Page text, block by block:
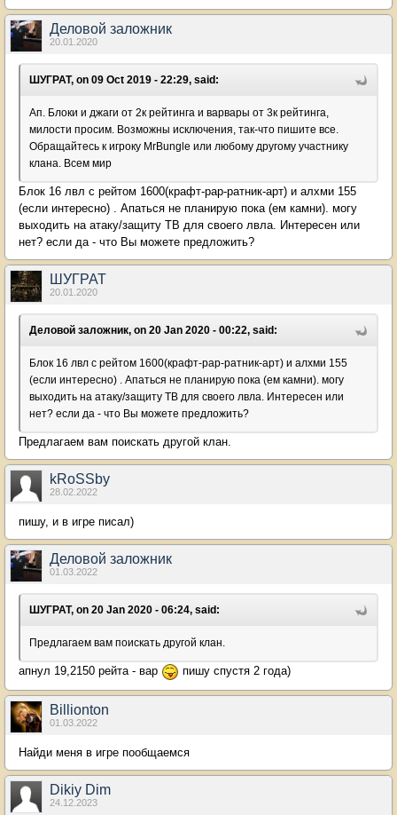
Деловой заложник
20.01.2020
ШУГРАТ, on 09 Oct 2019 - 22:29, said:
Ап. Блоки и джаги от 2к рейтинга и варвары от 3к рейтинга,
милости просим. Возможны исключения, так-что пишите все.
Обращайтесь к игроку MrBungle или любому другому участнику
клана. Всем мир
Блок 16 лвл с рейтом 1600(крафт-рар-ратник-арт) и алхми 155
(если интересно) . Апаться не планирую пока (ем камни). могу
выходить на атаку/защиту ТВ для своего лвла. Интересен или
нет? если да - что Вы можете предложить?
ШУГРАТ
20.01.2020
Деловой заложник, on 20 Jan 2020 - 00:22, said:
Блок 16 лвл с рейтом 1600(крафт-рар-ратник-арт) и алхми 155
(если интересно) . Апаться не планирую пока (ем камни). могу
выходить на атаку/защиту ТВ для своего лвла. Интересен или
нет? если да - что Вы можете предложить?
Предлагаем вам поискать другой клан.
kRoSSby
28.02.2022
пишу, и в игре писал)
Деловой заложник
01.03.2022
ШУГРАТ, on 20 Jan 2020 - 06:24, said:
Предлагаем вам поискать другой клан.
апнул 19,2150 рейта - вар пишу спустя 2 года)
Billionton
01.03.2022
Найди меня в игре пообщаемся
Dikiy Dim
24.12.2023